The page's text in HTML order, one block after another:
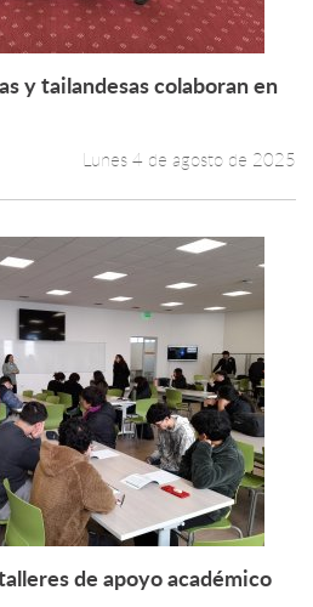
Leer más +
y tailandesas colaboran en
Lunes 4 de agosto de 2025
Leer más +
de apoyo académico